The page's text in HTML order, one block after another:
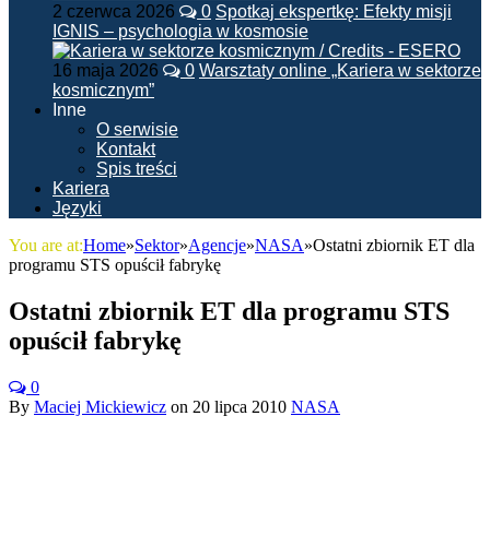
2 czerwca 2026 0 Spotkaj ekspertkę: Efekty misji
IGNIS – psychologia w kosmosie
16 maja 2026 0 Warsztaty online „Kariera w sektorze
kosmicznym”
Inne
O serwisie
Kontakt
Spis treści
Kariera
Języki
You are at:Home»Sektor»Agencje»NASA»Ostatni zbiornik ET dla
programu STS opuścił fabrykę
Ostatni zbiornik ET dla programu STS
opuścił fabrykę
0
By Maciej Mickiewicz on 20 lipca 2010 NASA